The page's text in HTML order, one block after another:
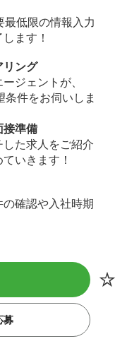
低限の情報入力
ます！
ング
ジェントが、
件をお伺いしま
準備
た求人をご紹介
いきます！
確認や入社時期
募